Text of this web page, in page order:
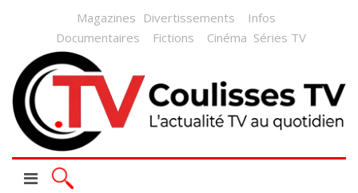
Magazines Divertissements
Infos
Documentaires
Fictions Cinéma Séries TV